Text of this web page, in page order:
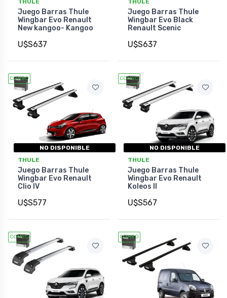
THULE
Juego Barras Thule
Wingbar Evo Renault
New kangoo- Kangoo
U$S637
THULE
Juego Barras Thule
Wingbar Evo Black
Renault Scenic
U$S637
COMBO
NO DISPONIBLE
THULE
Juego Barras Thule
Wingbar Evo Renault
Clio IV
U$S577
COMBO
NO DISPONIBLE
THULE
Juego Barras Thule
Wingbar Evo Renault
Koleos II
U$S567
COMBO COMBO